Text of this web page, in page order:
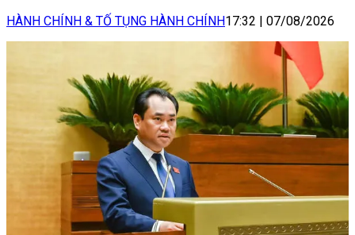
HÀNH CHÍNH & TỐ TỤNG HÀNH CHÍNH17:32 07/08/2026